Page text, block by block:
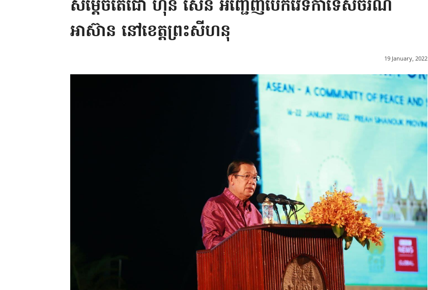
អង្គ
ព័ត៌មាន​
សម្តេចតេជោ ហ៊ុន សែន អញ្ជើញបើកវេទិកាទេសចរណ៍
អាស៊ាន នៅខេត្តព្រះសីហនុ
19 January, 2022